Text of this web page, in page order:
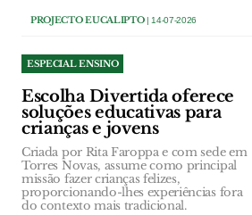
PROJECTO EUCALIPTO| 14-07-2026
ESPECIAL ENSINO
Escolha Divertida oferece
soluções educativas para
crianças e jovens
Criada por Rita Faroppa e com sede em
Torres Novas, assume como principal
missão fazer crianças felizes,
proporcionando-lhes experiências fora
do contexto mais tradicional.